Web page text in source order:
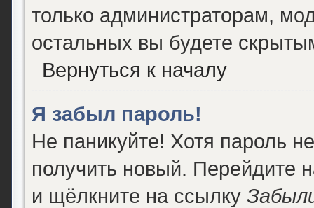
только администраторам,
остальных вы будете
Вернуться к началу
Я забыл пароль!
Не паникуйте! Хотя пароль
получить новый. Перейдите
и щёлкните на ссылку